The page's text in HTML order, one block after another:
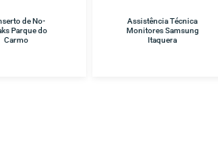
Técnica
Samsung
Itaquera
Assistência Técnica
TV LG Aricanduva